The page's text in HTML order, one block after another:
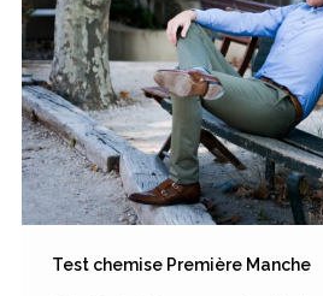
Test chemise Première Manche